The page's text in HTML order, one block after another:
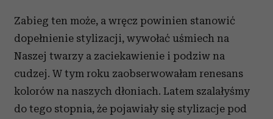
Zabieg ten może, a wręcz powinien stanowić
dopełnienie stylizacji, wywołać uśmiech na
Naszej twarzy a zaciekawienie i podziw na
cudzej. W tym roku zaobserwowałam renesans
kolorów na naszych dłoniach. Latem szalałyśmy
do tego stopnia, że pojawiały się stylizacje pod